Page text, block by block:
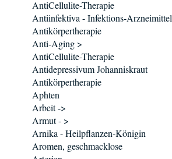
AntiCellulite-Therapie
Antiinfektiva - Infektions-Arzneimittel
Antikörpertherapie
Anti-Aging >
AntiCellulite-Therapie
Antidepressivum Johanniskraut
Antikörpertherapie
Aphten
Arbeit ->
Armut - >
Arnika - Heilpflanzen-Königin
Aromen, geschmacklose